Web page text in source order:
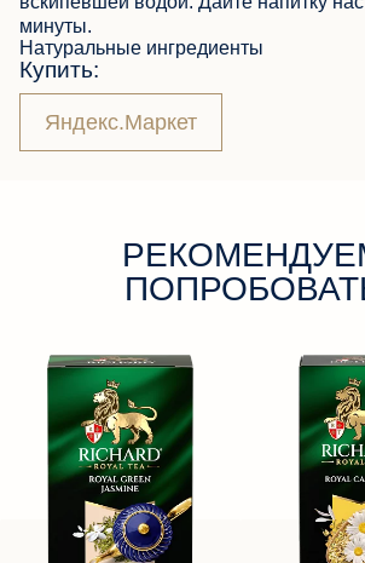
минуты.
Натуральные ингредиенты
Купить:
Яндекс.Маркет